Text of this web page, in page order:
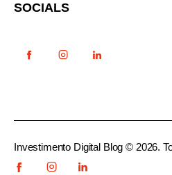
SOCIALS
Investimento Digital Blog © 2026.